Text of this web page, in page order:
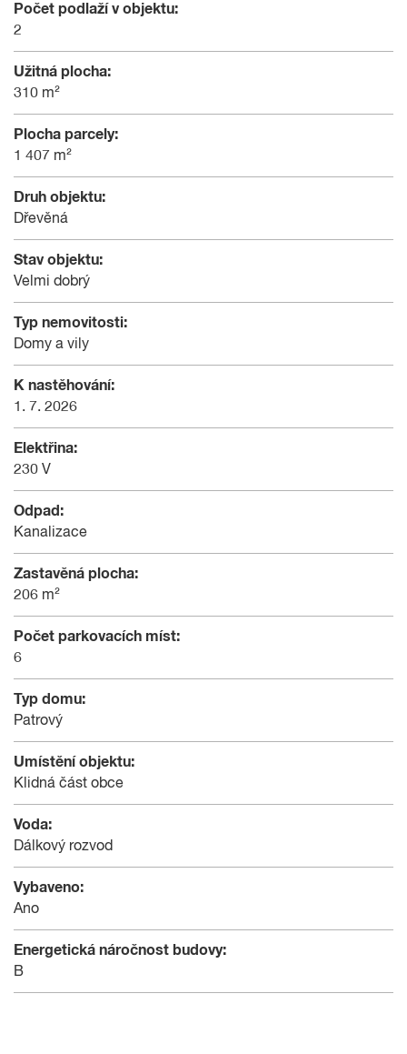
Počet podlaží v objektu:
2
Užitná plocha:
310 m²
Plocha parcely:
1 407 m²
Druh objektu:
Dřevěná
Stav objektu:
Velmi dobrý
Typ nemovitosti:
Domy a vily
K nastěhování:
1. 7. 2026
Elektřina:
230 V
Odpad:
Kanalizace
Zastavěná plocha:
206 m²
Počet parkovacích míst:
6
Typ domu:
Patrový
Umístění objektu:
Klidná část obce
Voda:
Dálkový rozvod
Vybaveno:
Ano
Energetická náročnost budovy:
B